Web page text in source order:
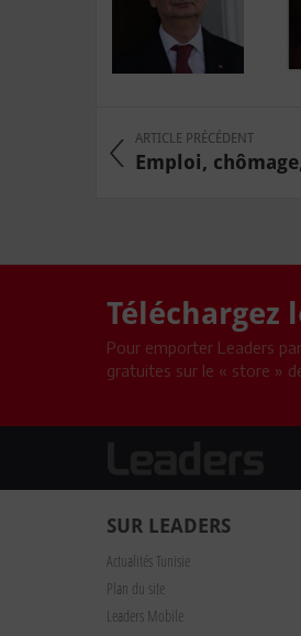
ARTICLE PRÉCÉDENT
Emploi,
Téléchargez
Pour emporter Leaders
gratuites sur le « store »
SUR LEADERS
Actualités Tunisie
Plan du site
Leaders Mobile